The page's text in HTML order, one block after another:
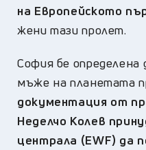
на Европейското
жени тази пролет.
София бе
мъже на планетата
документация от
Неделчо Колев
централа (EWF) да